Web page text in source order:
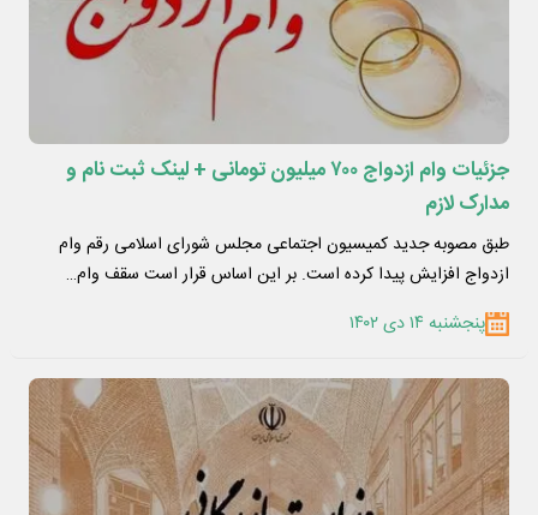
جزئیات وام ازدواج ۷۰۰ میلیون تومانی + لینک ثبت نام و
مدارک لازم
طبق مصوبه جدید کمیسیون اجتماعی مجلس شورای اسلامی رقم وام
ازدواج افزایش پیدا کرده است. بر این اساس قرار است سقف وام…
پنجشنبه ۱۴ دی ۱۴۰۲